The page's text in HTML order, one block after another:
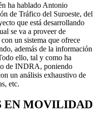
ha hablado Antonio
de Tráfico del Suroeste, del
que está desarrollando
se va a proveer de
un sistema que ofrece
además de la información
ello, tal y como ha
de INDRA, poniendo
un análisis exhaustivo de
etc.
EN MOVILIDAD